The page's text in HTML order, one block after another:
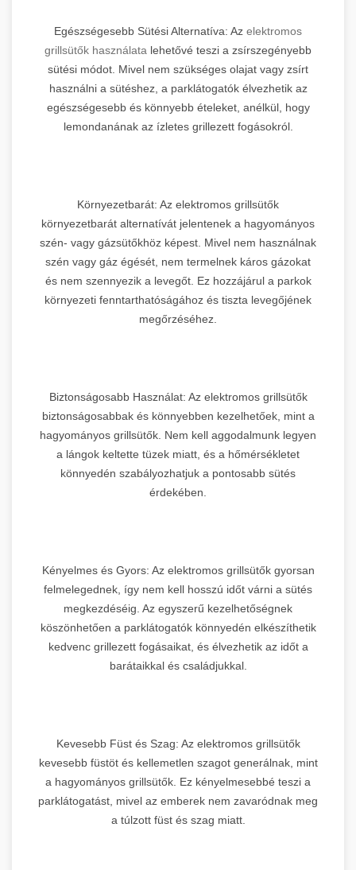
Egészségesebb Sütési Alternatíva: Az elektromos
grillsütők használata lehetővé teszi a zsírszegényebb
sütési módot. Mivel nem szükséges olajat vagy zsírt
használni a sütéshez, a parklátogatók élvezhetik az
egészségesebb és könnyebb ételeket, anélkül, hogy
lemondanának az ízletes grillezett fogásokról.
Környezetbarát: Az elektromos grillsütők
környezetbarát alternatívát jelentenek a hagyományos
szén- vagy gázsütőkhöz képest. Mivel nem használnak
szén vagy gáz égését, nem termelnek káros gázokat
és nem szennyezik a levegőt. Ez hozzájárul a parkok
környezeti fenntarthatóságához és tiszta levegőjének
megőrzéséhez.
Biztonságosabb Használat: Az elektromos grillsütők
biztonságosabbak és könnyebben kezelhetőek, mint a
hagyományos grillsütők. Nem kell aggodalmunk legyen
a lángok keltette tüzek miatt, és a hőmérsékletet
könnyedén szabályozhatjuk a pontosabb sütés
érdekében.
Kényelmes és Gyors: Az elektromos grillsütők gyorsan
felmelegednek, így nem kell hosszú időt várni a sütés
megkezdéséig. Az egyszerű kezelhetőségnek
köszönhetően a parklátogatók könnyedén elkészíthetik
kedvenc grillezett fogásaikat, és élvezhetik az időt a
barátaikkal és családjukkal.
Kevesebb Füst és Szag: Az elektromos grillsütők
kevesebb füstöt és kellemetlen szagot generálnak, mint
a hagyományos grillsütők. Ez kényelmesebbé teszi a
parklátogatást, mivel az emberek nem zavaródnak meg
a túlzott füst és szag miatt.